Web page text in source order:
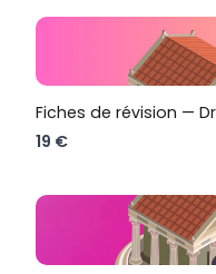
Fiches de révision —
19 €